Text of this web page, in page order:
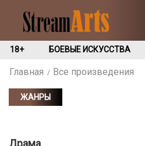
18+ БОЕВЫЕ ИСКУССТВА
Главная Все произведения
ЖАНРЫ
Драма